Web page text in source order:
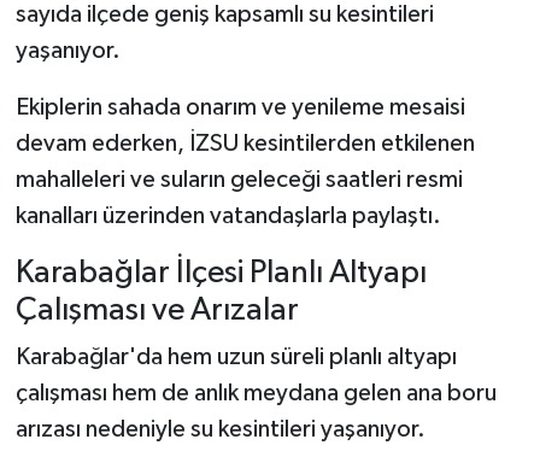
sayıda ilçede geniş kapsamlı su kesintileri
yaşanıyor.
Ekiplerin sahada onarım ve yenileme mesaisi
devam ederken, İZSU kesintilerden etkilenen
mahalleleri ve suların geleceği saatleri resmi
kanalları üzerinden vatandaşlarla paylaştı.
Karabağlar İlçesi Planlı Altyapı
Çalışması ve Arızalar
Karabağlar'da hem uzun süreli planlı altyapı
çalışması hem de anlık meydana gelen ana boru
arızası nedeniyle su kesintileri yaşanıyor.